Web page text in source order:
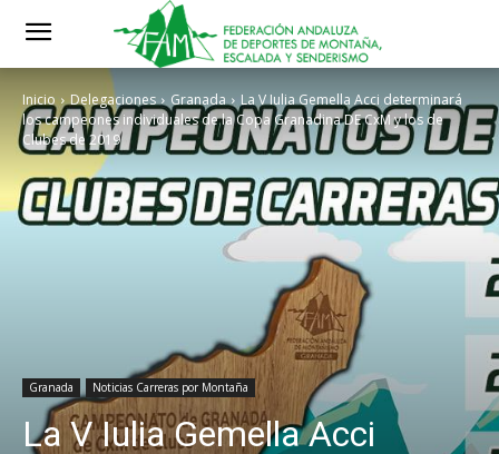
Inicio Delegaciones Granada
La V Iulia Gemella Acci determinará
los campeones individuales de la Copa Granadina DE CxM y los de
Clubes de 2019
Granada Noticias Carreras por Montaña
La V Iulia Gemella Acci